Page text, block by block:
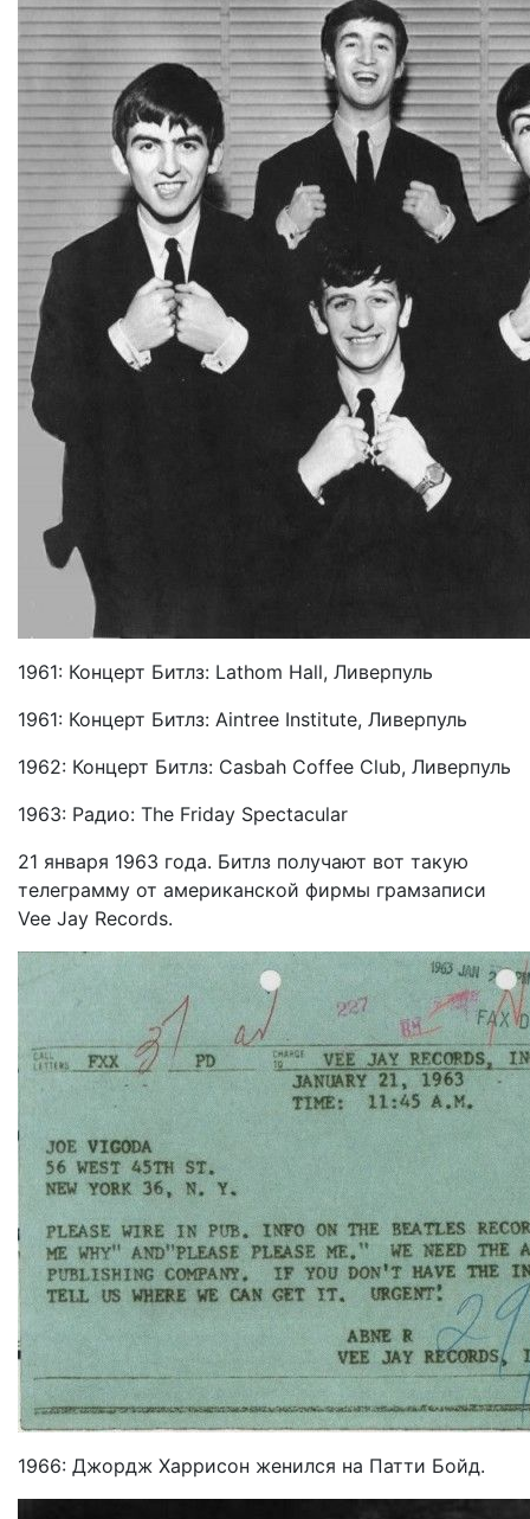
1961: Концерт Битлз: Lathom Hall, Ливерпуль
1961: Концерт Битлз: Aintree Institute, Ливерпуль
1962: Концерт Битлз: Casbah Coffee Club, Ливерпуль
1963: Радио: The Friday Spectacular
21 января 1963 года. Битлз получают вот такую
телеграмму от американской фирмы грамзаписи
Vee Jay Records.
1966: Джордж Харрисон женился на Патти Бойд.